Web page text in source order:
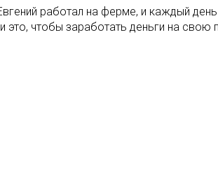
работал на ферме, и каждый
это, чтобы заработать деньги на